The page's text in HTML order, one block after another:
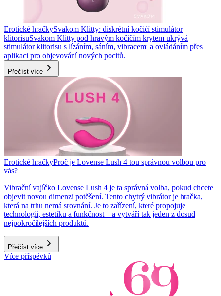
Erotické hračkySvakom Klitty: diskrétní kočičí stimulátor
klitorisuSvakom Klitty pod hravým kočičím krytem ukrývá
stimulátor klitorisu s lízáním, sáním, vibracemi a ovládáním přes
aplikaci pro objevování nových pocitů.
Přečíst více
Erotické hračkyProč je Lovense Lush 4 tou správnou volbou pro
vás?
Vibrační vajíčko Lovense Lush 4 je ta správná volba, pokud chcete
objevit novou dimenzi potěšení. Tento chytrý vibrátor je hračka,
která na trhu nemá srovnání. Je to zařízení, které propojuje
technologii, estetiku a funkčnost – a vytváří tak jeden z dosud
nejpokročilejších produktů.
Přečíst více
Více příspěvků